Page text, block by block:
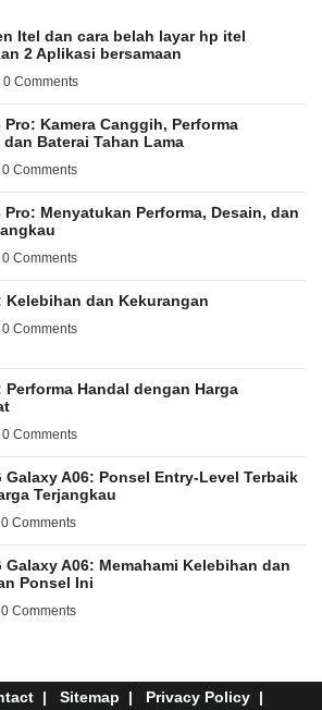
Itel dan cara belah layar hp itel
2 Aplikasi bersamaan
Comments
Pro: Kamera Canggih, Performa
dan Baterai Tahan Lama
Comments
Pro: Menyatukan Performa, Desain, dan
Comments
Kelebihan dan Kekurangan
Comments
Performa Handal dengan Harga
Comments
Galaxy A06: Ponsel Entry-Level Terbaik
Terjangkau
Comments
Galaxy A06: Memahami Kelebihan dan
Ponsel Ini
Comments
Sitemap Privacy Policy